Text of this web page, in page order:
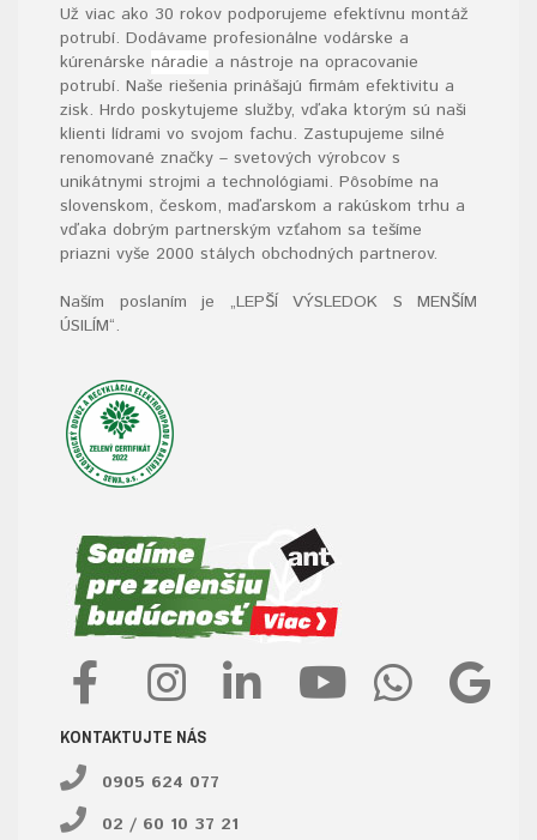
Už viac ako 30 rokov podporujeme efektívnu montáž
potrubí. Dodávame profesionálne vodárske a
kúrenárske náradie a nástroje na opracovanie
potrubí. Naše riešenia prinášajú firmám efektivitu a
zisk. Hrdo poskytujeme služby, vďaka ktorým sú naši
klienti lídrami vo svojom fachu. Zastupujeme silné
renomované značky – svetových výrobcov s
unikátnymi strojmi a technológiami. Pôsobíme na
slovenskom, českom, maďarskom a rakúskom trhu a
vďaka dobrým partnerským vzťahom sa tešíme
priazni vyše 2000 stálych obchodných partnerov.
Naším poslaním je „LEPŠÍ VÝSLEDOK S MENŠÍM
ÚSILÍM“.
KONTAKTUJTE NÁS
0905 624 077
02 / 60 10 37 21